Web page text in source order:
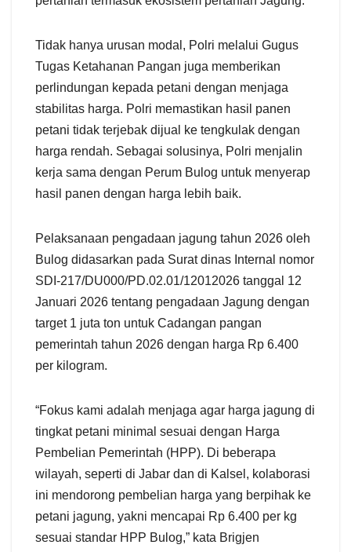
Tidak hanya urusan modal, Polri melalui Gugus
Tugas Ketahanan Pangan juga memberikan
perlindungan kepada petani dengan menjaga
stabilitas harga. Polri memastikan hasil panen
petani tidak terjebak dijual ke tengkulak dengan
harga rendah. Sebagai solusinya, Polri menjalin
kerja sama dengan Perum Bulog untuk menyerap
hasil panen dengan harga lebih baik.
Pelaksanaan pengadaan jagung tahun 2026 oleh
Bulog didasarkan pada Surat dinas Internal nomor
SDI-217/DU000/PD.02.01/12012026 tanggal 12
Januari 2026 tentang pengadaan Jagung dengan
target 1 juta ton untuk Cadangan pangan
pemerintah tahun 2026 dengan harga Rp 6.400
per kilogram.
“Fokus kami adalah menjaga agar harga jagung di
tingkat petani minimal sesuai dengan Harga
Pembelian Pemerintah (HPP). Di beberapa
wilayah, seperti di Jabar dan di Kalsel, kolaborasi
ini mendorong pembelian harga yang berpihak ke
petani jagung, yakni mencapai Rp 6.400 per kg
sesuai standar HPP Bulog,” kata Brigjen